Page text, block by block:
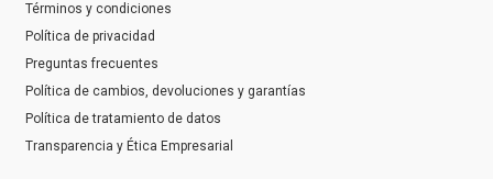
Términos y condiciones
Política de privacidad
Preguntas frecuentes
Política de cambios, devoluciones y garantías
Política de tratamiento de datos
Transparencia y Ética Empresarial